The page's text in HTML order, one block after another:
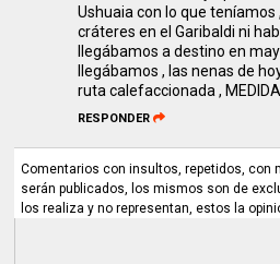
Ushuaia con lo que teníamos
cráteres en el Garibaldi ni
llegábamos a destino en
llegábamos , las nenas de
ruta calefaccionada ,
RESPONDER
Comentarios con insultos, repetidos, con
serán publicados, los mismos son de
los realiza y no representan, estos la